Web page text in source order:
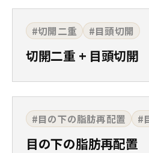
#切開二重 #目頭切開
切開二重 + 目頭切開
#目の下の脂肪再配置 #
目の下の脂肪再配置